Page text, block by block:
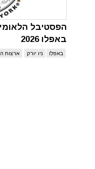
הפסטיבל
באפלו 2026
באפלו ניו יורק ארצות